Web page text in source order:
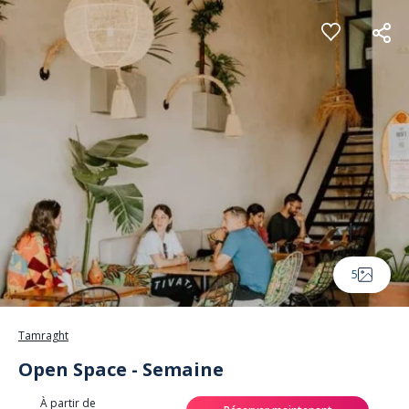
Panneau de gestion des cookies
5
Tamraght
Open Space - Semaine
À partir de